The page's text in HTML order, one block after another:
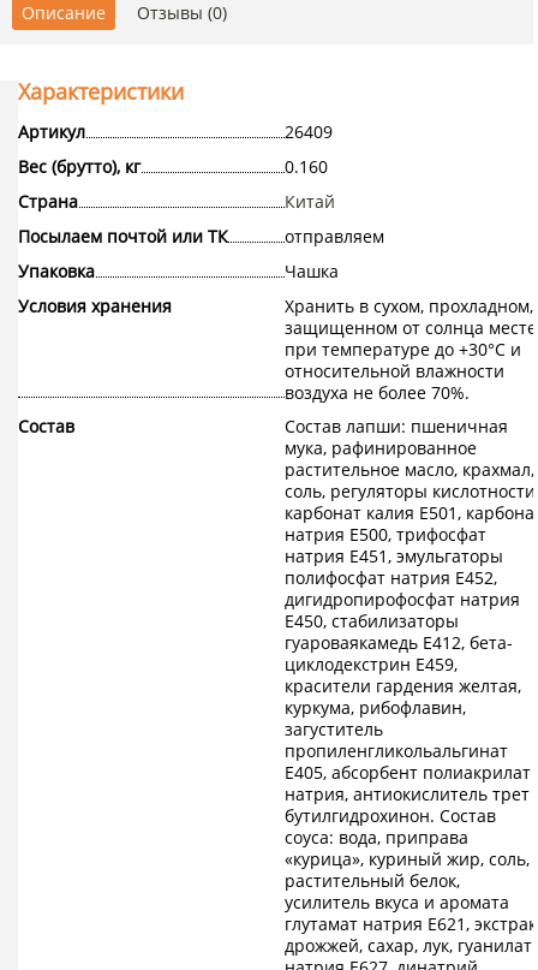
Описание Отзывы (0)
Характеристики
Артикул
26409
Вес (брутто), кг
0.160
Страна
Китай
Посылаем почтой или ТК
отправляем
Упаковка
Чашка
Условия хранения
Хранить в сухом, прохладном,
защищенном от солнца месте
при температуре до +30°С и
относительной влажности
воздуха не более 70%.
Состав
Состав лапши: пшеничная
мука, рафинированное
растительное масло, крахмал,
соль, регуляторы кислотности
карбонат калия Е501,
натрия Е500, трифосфат
натрия Е451, эмульгаторы
полифосфат натрия Е452,
дигидропирофосфат натрия
Е450, стабилизаторы
гуароваякамедь Е412, бета-
циклодекстрин E459,
красители гардения желтая,
куркума, рибофлавин,
загуститель
пропиленгликольальгинат
Е405, абсорбент полиакрилат
натрия, антиокислитель трет
бутилгидрохинон. Состав
соуса: вода, приправа
«курица», куриный жир, соль,
растительный белок,
усилитель вкуса и аромата
глутамат натрия Е621,
дрожжей, сахар, лук, гуанилат